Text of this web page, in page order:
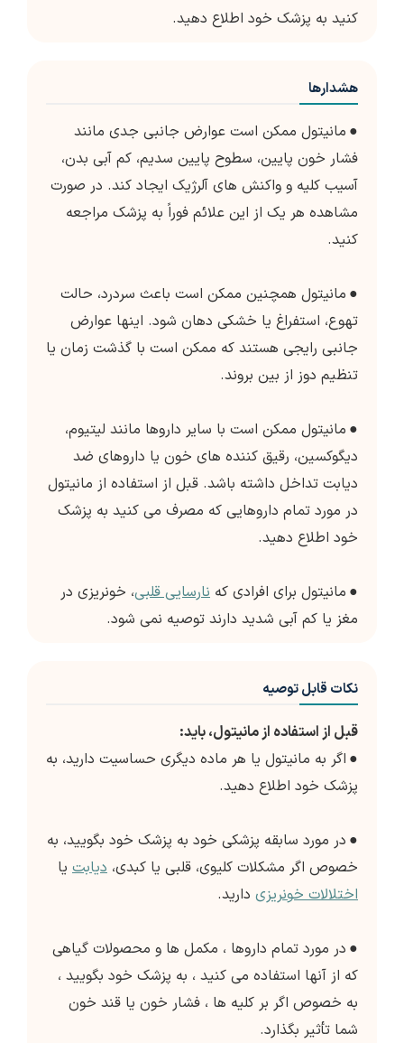
کنید به پزشک خود اطلاع دهید.
هشدارها
● مانیتول ممکن است عوارض جانبی جدی مانند
فشار خون پایین، سطوح پایین سدیم، کم آبی بدن،
آسیب کلیه و واکنش های آلرژیک ایجاد کند. در صورت
مشاهده هر یک از این علائم فوراً به پزشک مراجعه
کنید.
● مانیتول همچنین ممکن است باعث سردرد، حالت
تهوع، استفراغ یا خشکی دهان شود. اینها عوارض
جانبی رایجی هستند که ممکن است با گذشت زمان یا
تنظیم دوز از بین بروند.
● مانیتول ممکن است با سایر داروها مانند لیتیوم،
دیگوکسین، رقیق کننده های خون یا داروهای ضد
دیابت تداخل داشته باشد. قبل از استفاده از مانیتول
در مورد تمام داروهایی که مصرف می کنید به پزشک
خود اطلاع دهید.
● مانیتول برای افرادی که نارسایی قلبی، خونریزی در
مغز یا کم آبی شدید دارند توصیه نمی شود.
نکات قابل توصیه
قبل از استفاده از مانیتول، باید:
● اگر به مانیتول یا هر ماده دیگری حساسیت دارید، به
پزشک خود اطلاع دهید.
● در مورد سابقه پزشکی خود به پزشک خود بگویید، به
خصوص اگر مشکلات کلیوی، قلبی یا کبدی، دیابت یا
اختلالات خونریزی دارید.
● در مورد تمام داروها ، مکمل ها و محصولات گیاهی
که از آنها استفاده می کنید ، به پزشک خود بگویید ،
به خصوص اگر بر کلیه ها ، فشار خون یا قند خون
شما تأثیر بگذارد.